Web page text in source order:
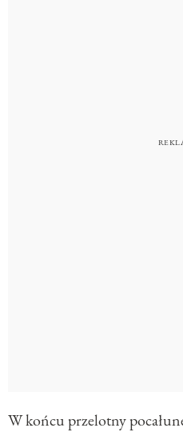
W końcu przelotny